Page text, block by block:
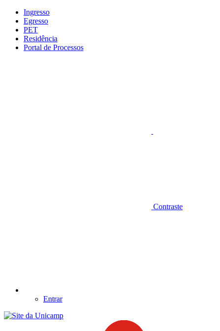
Conteúdo principal
Ingresso
Egresso
PET
Residência
Portal de Processos
Contraste
Entrar